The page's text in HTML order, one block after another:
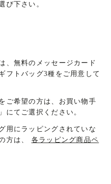
び下さい。
、無料のメッセージカード
フトバッグ3種をご用意して
ご希望の方は、お買い物手
にてご選択ください。
用にラッピングされていな
方は、 各ラッピング商品ペ